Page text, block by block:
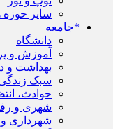
سایر حوزه
*جامعه
دانشگاه
آموزش و
بهداشت و
سبک
حوادث،
شهری و
شهرداری